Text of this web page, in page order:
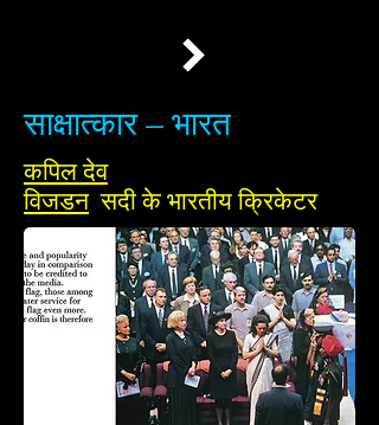
साक्षात्कार – भारत
कपिल देव
विजडन सदी के भारतीय क्रिकेटर